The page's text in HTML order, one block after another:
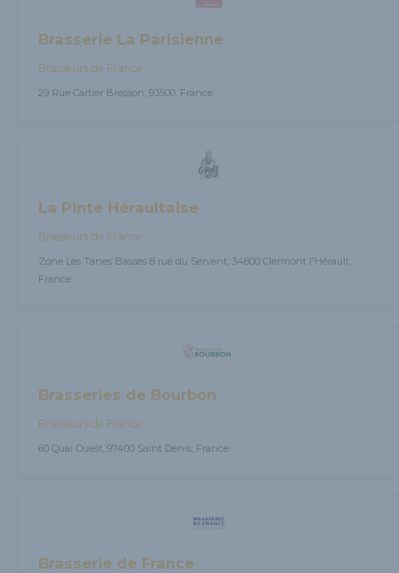
Brasserie La Parisienne
Brasseurs de France
29 Rue Cartier Bresson, 93500, France
La Pinte Héraultaise
Brasseurs de France
Zone Les Tanes Basses 8 rue du Servent, 34800 Clermont l'Hérault,
France
Brasseries de Bourbon
Brasseurs de France
60 Quai Ouest, 97400 Saint Denis, France
Brasserie de France